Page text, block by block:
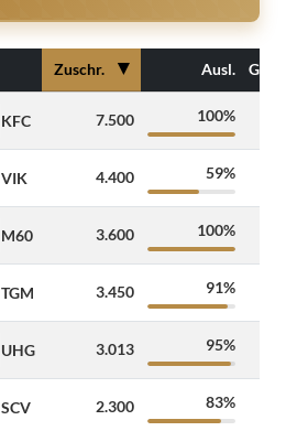
Zuschr. ▼ Ausl.
KFC 7.500 100%
VIK 4.400 59%
M60 3.600 100%
TGM 3.450 91%
UHG 3.013 95%
SCV 2.300 83%